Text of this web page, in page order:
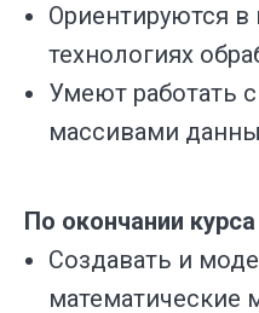
Ориентируются
технологиях
Умеют работать
массивами
По окончании
Создавать и